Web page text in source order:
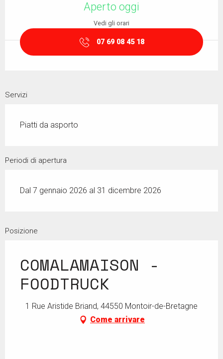
Aperto oggi
Vedi gli orari
07 69 08 45 18
Servizi
Piatti da asporto
Periodi di apertura
Dal 7 gennaio 2026 al 31 dicembre 2026
Posizione
COMALAMAISON -
FOODTRUCK
1 Rue Aristide Briand, 44550 Montoir-de-Bretagne
Come arrivare